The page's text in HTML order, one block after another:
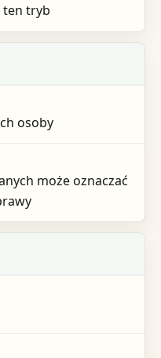
ten tryb
osoby
może oznaczać